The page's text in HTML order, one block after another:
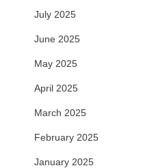
July 2025
June 2025
May 2025
April 2025
March 2025
February 2025
January 2025